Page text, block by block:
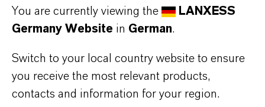
Auszubildende bei
LANXESS (RTF, 122,4 KB)
Hinweise für die Redaktionen:
Alle LANXESS Presse-Informationen sowie die dazugehörigen
http://presse.lanxess.de
. Aktuelle Fotos
You are currently viewing the
LANXESS
Germany Website in German.
Switch to your local country website to ensure
you receive the most relevant products,
contacts and information for your region.